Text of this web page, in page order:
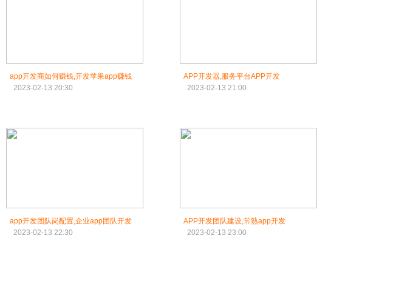
app开发商如何赚钱,开发苹果app赚钱
2023-02-13 20:30
APP开发器,服务平台APP开发
2023-02-13 21:00
app开发团队岗配置,企业app团队开发
2023-02-13 22:30
APP开发团队建设,常熟app开发
2023-02-13 23:00